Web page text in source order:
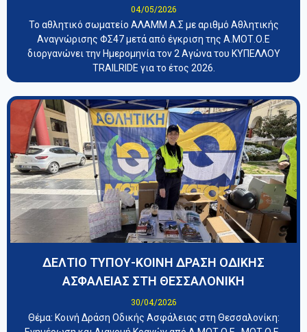
04/05/2026
Το αθλητικό σωματείο ΑΛΑΜΜ Α.Σ με αριθμό Αθλητικής
Αναγνώρισης ΦΣ47 μετά από έγκριση της Α.ΜΟΤ.Ο.Ε
διοργανώνει την Ημερομηνία τον 2 Αγώνα του ΚΥΠΕΛΛΟΥ
TRAILRIDE για το έτος 2026.
ΔΕΛΤΙΟ ΤΥΠΟΥ-ΚΟΙΝΗ ΔΡΑΣΗ ΟΔΙΚΗΣ
ΑΣΦΑΛΕΙΑΣ ΣΤΗ ΘΕΣΣΑΛΟΝΙΚΗ
30/04/2026
​Θέμα: Κοινή Δράση Οδικής Ασφάλειας στη Θεσσαλονίκη: